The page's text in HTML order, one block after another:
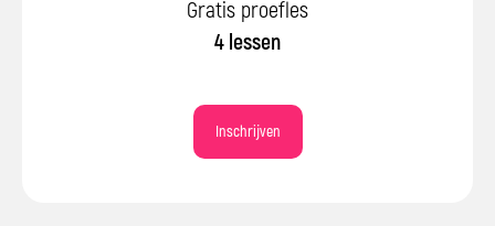
Gratis proefles
4 lessen
Inschrijven